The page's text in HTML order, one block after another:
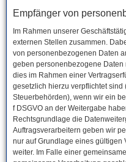
Empfänger von
Im Rahmen unserer
externen Stellen zusammen.
von personenbezogenen Daten
geben personenbezogene Daten
dies im Rahmen einer
gesetzlich hierzu verpflichtet sind
Steuerbehörden), wenn wir ein
f DSGVO an der Weitergabe
Rechtsgrundlage die
Auftragsverarbeitern geben wir
nur auf Grundlage eines gültigen
weiter. Im Falle einer